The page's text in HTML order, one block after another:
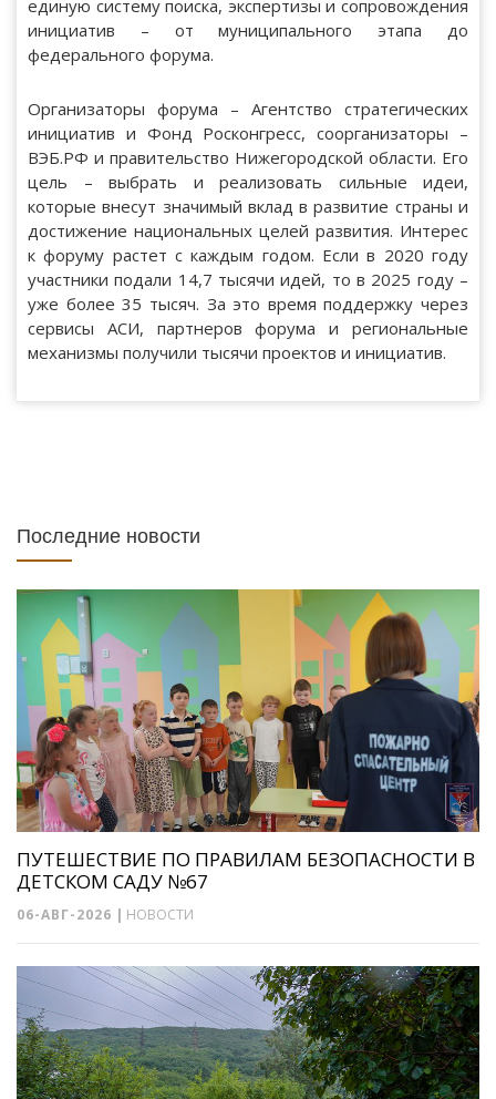
единую систему поиска, экспертизы и сопровождения
инициатив – от муниципального этапа до
федерального форума.
Организаторы форума – Агентство стратегических
инициатив и Фонд Росконгресс, соорганизаторы –
ВЭБ.РФ и правительство Нижегородской области. Его
цель – выбрать и реализовать сильные идеи,
которые внесут значимый вклад в развитие страны и
достижение национальных целей развития. Интерес
к форуму растет с каждым годом. Если в 2020 году
участники подали 14,7 тысячи идей, то в 2025 году –
уже более 35 тысяч. За это время поддержку через
сервисы АСИ, партнеров форума и региональные
механизмы получили тысячи проектов и инициатив.
Последние новости
ПУТЕШЕСТВИЕ ПО ПРАВИЛАМ БЕЗОПАСНОСТИ В
ДЕТСКОМ САДУ №67
06-АВГ-2026 НОВОСТИ